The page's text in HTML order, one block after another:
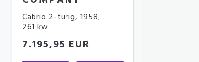
Cabrio 2-türig,1958,
261 kw
7.195,95 EUR